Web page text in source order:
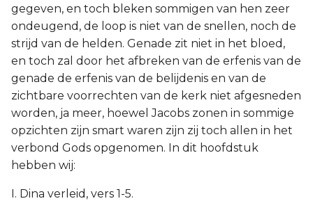
gegeven, en toch bleken sommigen van hen zeer
ondeugend, de loop is niet van de snellen, noch de
strijd van de helden. Genade zit niet in het bloed,
en toch zal door het afbreken van de erfenis van de
genade de erfenis van de belijdenis en van de
zichtbare voorrechten van de kerk niet afgesneden
worden, ja meer, hoewel Jacobs zonen in sommige
opzichten zijn smart waren zijn zij toch allen in het
verbond Gods opgenomen. In dit hoofdstuk
hebben wij:
I. Dina verleid, vers 1-5.